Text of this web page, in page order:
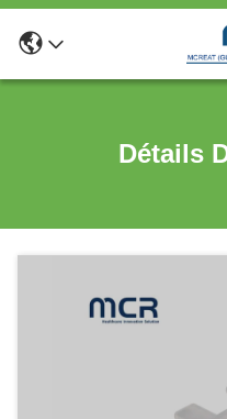
Détails